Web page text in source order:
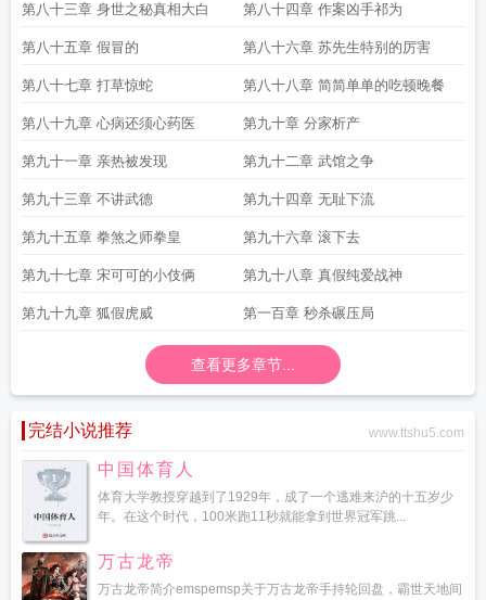
第八十三章 身世之秘真相大白 第八十四章 作案凶手祁为
第八十五章 假冒的 第八十六章 苏先生特别的厉害
第八十七章 打草惊蛇 第八十八章 简简单单的吃顿晚餐
第八十九章 心病还须心药医 第九十章 分家析产
第九十一章 亲热被发现 第九十二章 武馆之争
第九十三章 不讲武德 第九十四章 无耻下流
第九十五章 拳煞之师拳皇 第九十六章 滚下去
第九十七章 宋可可的小伎俩 第九十八章 真假纯爱战神
第九十九章 狐假虎威 第一百章 秒杀碾压局
查看更多章节...
完结小说推荐 www.ttshu5.com
中国体育人
体育大学教授穿越到了1929年，成了一个逃难来沪的十五岁少
年。在这个时代，100米跑11秒就能拿到世界冠军跳...
万古龙帝
万古龙帝简介emspemsp关于万古龙帝手持轮回盘，霸世天地间